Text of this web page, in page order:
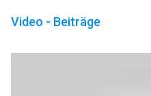
Video - Beiträge